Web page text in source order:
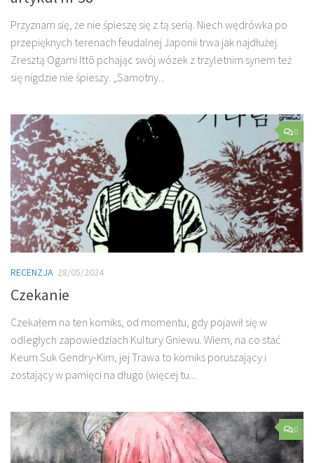
Przyznam się, że nie śpieszę się z tą serią. Niech wędrówka po
przepięknych terenach feudalnej Japonii trwa jak najdłużej.
Zresztą Ogami Ittō pchając swój wózek z trzyletnim synem też
się nigdzie nie śpieszy. „Samotny...
0
RECENZJA 28/05/2024
Czekanie
Czekałem na ten komiks, od momentu, gdy pojawił się w
odległych zapowiedziach Kultury Gniewu. Wiem, na co stać
Keum Suk Gendry-Kim, jej Trawa to komiks poruszający i
zostający w pamięci na długo (więcej tu...
0